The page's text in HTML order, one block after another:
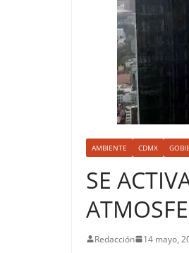
AMBIENTE CDMX
SE
Redacción 14 mayo,